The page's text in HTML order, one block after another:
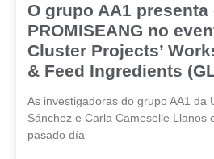
O grupo AA1 presenta
PROMISEANG no
Cluster Projects’
& Feed Ingredients
As investigadoras do grupo AA1 da
Sánchez e Carla Cameselle Llanos
pasado día